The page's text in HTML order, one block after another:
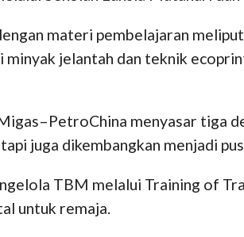
materi pembelajaran
jelantah dan teknik
menyasar tiga
juga dikembangkan menjadi
TBM melalui Training of
untuk remaja.